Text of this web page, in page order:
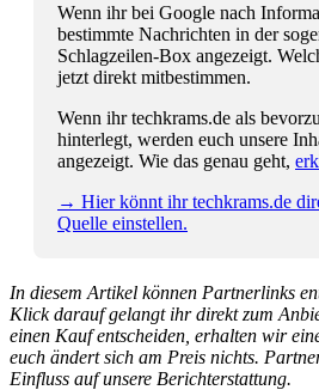
Wenn ihr bei Google nach
bestimmte Nachrichten in der
Schlagzeilen-Box angezeigt.
jetzt direkt mitbestimmen.
Wenn ihr techkrams.de als
hinterlegt, werden euch unsere
angezeigt. Wie das genau geht,
→ Hier könnt ihr techkrams.de
Quelle einstellen.
In diesem Artikel können Partnerlinks
Klick darauf gelangt ihr direkt zum
einen Kauf entscheiden, erhalten wir
euch ändert sich am Preis nichts.
Einfluss auf unsere Berichterstattung.